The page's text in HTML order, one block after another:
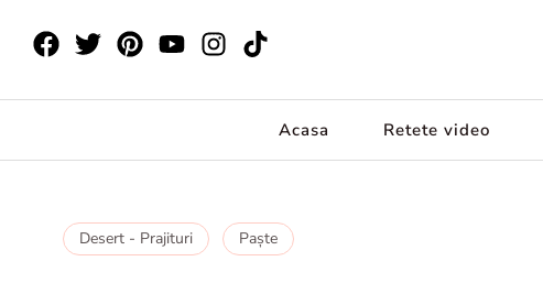
Acasa Retete video
Desert - Prajituri Paşte